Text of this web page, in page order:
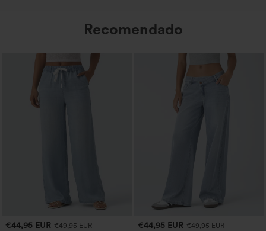
Recomendado
€44,95 EUR €49,95 EUR
€44,95 EUR €49,95 EUR